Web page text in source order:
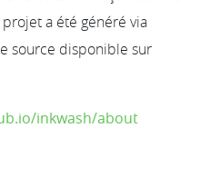
a été généré via
source disponible sur
inkwash/about